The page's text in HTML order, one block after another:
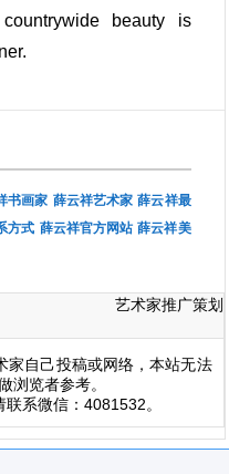
beauty is
书画家 薛云祥艺术家 薛云祥最
方式 薛云祥官方网站 薛云祥美
艺术家推广策划
家自己投稿或网络，本站无法
浏览者参考。
系微信：4081532。